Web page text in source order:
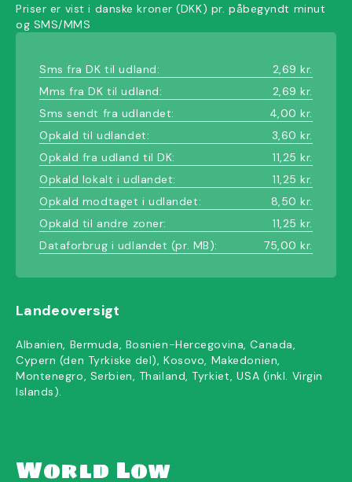
Priser er vist i danske kroner (DKK) pr. påbegyndt minut
og SMS/MMS
Sms fra DK til udland:
2,69 kr.
Mms fra DK til udland:
2,69 kr.
Sms sendt fra udlandet:
4,00 kr.
Opkald til udlandet:
3,60 kr.
Opkald fra udland til DK:
11,25 kr.
Opkald lokalt i udlandet:
11,25 kr.
Opkald modtaget i udlandet:
8,50 kr.
Opkald til andre zoner:
11,25 kr.
Dataforbrug i udlandet (pr. MB):
75,00 kr.
Landeoversigt
Albanien, Bermuda, Bosnien-Hercegovina, Canada,
Cypern (den Tyrkiske del), Kosovo, Makedonien,
Montenegro, Serbien, Thailand, Tyrkiet, USA (inkl. Virgin
Islands).
World Low